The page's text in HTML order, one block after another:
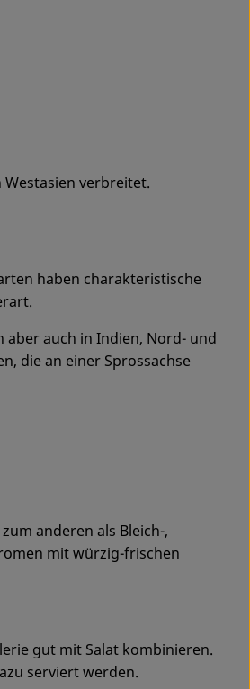
verbreitet.
haben charakteristische
aber auch in Indien, Nord- und
die an einer Sprossachse
anderen als Bleich-,
mit würzig-frischen
gut mit Salat kombinieren.
serviert werden.